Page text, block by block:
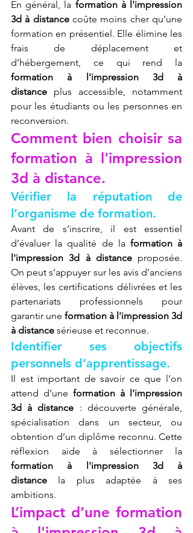
En général, la formation à l'impression
3d à distance coûte moins cher qu’une
formation en présentiel. Elle élimine les
frais de déplacement et
formation à l'impression 3d à
distance plus accessible, notamment
pour les étudiants ou les personnes en
reconversion.
Comment bien choisir sa
formation à l'impression
3d à distance.
Vérifier la réputation de
l’organisme de formation.
Avant de s’inscrire, il est essentiel
d’évaluer la qualité de la formation à
l'impression 3d à distance proposée.
On peut s’appuyer sur les avis d’anciens
élèves, les certifications délivrées et les
partenariats professionnels pour
garantir une formation à l'impression 3d
à distance sérieuse et reconnue.
Identifier ses objectifs
personnels d’apprentissage.
Il est important de savoir ce que l’on
attend d’une formation à l'impression
3d à distance : découverte générale,
spécialisation dans un secteur, ou
obtention d’un diplôme reconnu. Cette
formation à l'impression 3d à
distance la plus adaptée à ses
ambitions.
L’impact d’une formation